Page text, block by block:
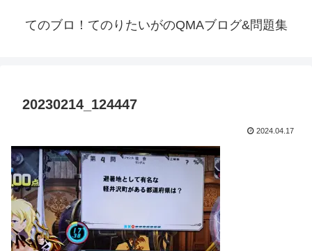
てのブロ！てのりたいがのQMAブログ&問題集
20230214_124447
2024.04.17